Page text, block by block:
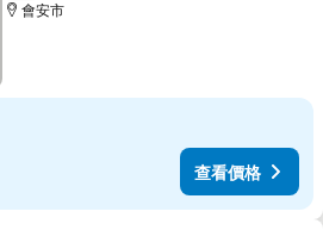
會安市
查看價格